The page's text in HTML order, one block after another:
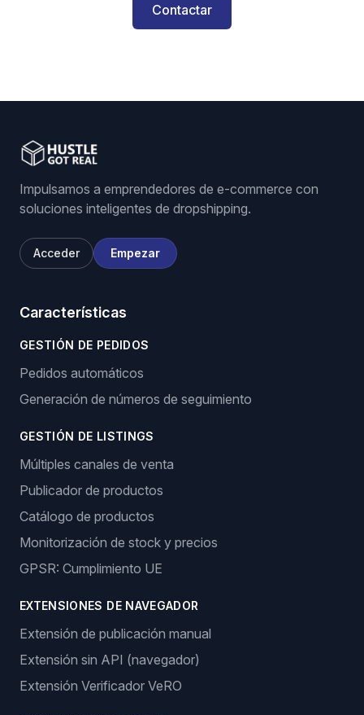
Contactar
Impulsamos a emprendedores de e-commerce con
soluciones inteligentes de dropshipping.
Acceder Empezar
Características
GESTIÓN DE PEDIDOS
Pedidos automáticos
Generación de números de seguimiento
GESTIÓN DE LISTINGS
Múltiples canales de venta
Publicador de productos
Catálogo de productos
Monitorización de stock y precios
GPSR: Cumplimiento UE
EXTENSIONES DE NAVEGADOR
Extensión de publicación manual
Extensión sin API (navegador)
Extensión Verificador VeRO